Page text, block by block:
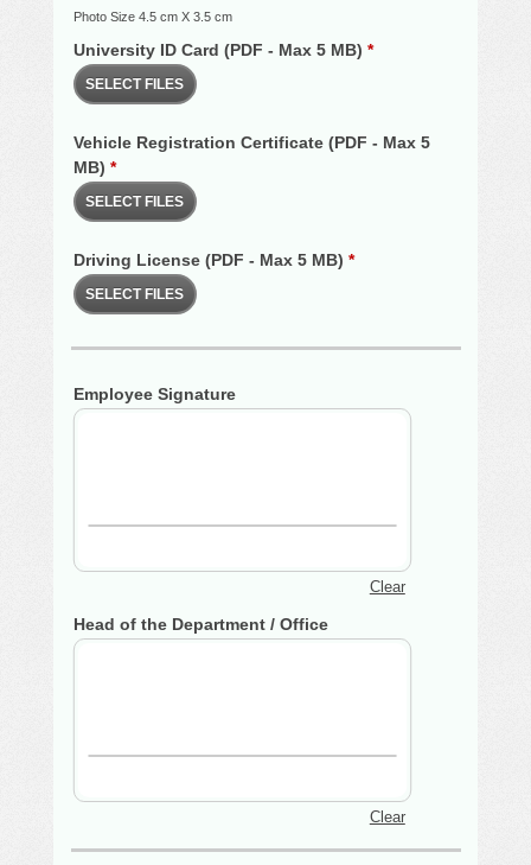
Photo Size 4.5 cm X 3.5 cm
University ID Card (PDF - Max 5 MB) *
SELECT FILES
Vehicle Registration Certificate (PDF - Max 5
MB) *
SELECT FILES
Driving License (PDF - Max 5 MB) *
SELECT FILES
Employee Signature
Clear
Head of the Department / Office
Clear